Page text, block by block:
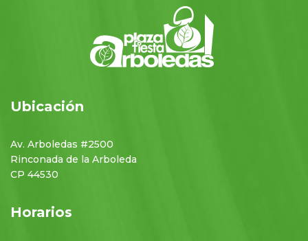
Ubicación
Av. Arboledas #2500
Rinconada de la Arboleda
CP 44530
Horarios